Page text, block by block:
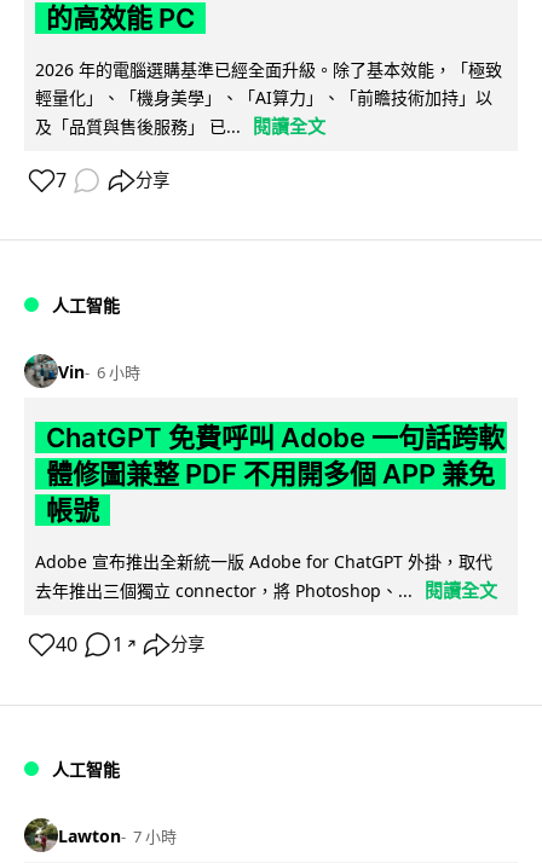
的高效能 PC
2026 年的電腦選購基準已經全面升級。除了基本效能，「極致
輕量化」、「機身美學」、「AI算力」、「前瞻技術加持」以
及「品質與售後服務」 已...
閱讀全文
7 分享
人工智能
Vin 6 小時
ChatGPT 免費呼叫 Adobe 一句話跨軟
體修圖兼整 PDF 不用開多個 APP 兼免
帳號
Adobe 宣布推出全新統一版 Adobe for ChatGPT 外掛，取代
去年推出三個獨立 connector，將 Photoshop、...
閱讀全文
40 1 ↗ 分享
人工智能
Lawton 7 小時